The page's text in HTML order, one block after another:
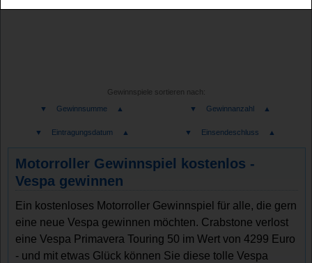
Gewinnspiele sortieren nach:
▼
Gewinnsumme ▲ ▼ Gewinnanzahl ▲
▼ Eintragungsdatum ▲ ▼ Einsendeschluss ▲
Motorroller Gewinnspiel kostenlos -
Vespa gewinnen
Ein kostenloses Motorroller Gewinnspiel für alle, die gern
eine neue Vespa gewinnen möchten. Crabstone verlost
eine Vespa Primavera Touring 50 im Wert von 4299 Euro
- und mit etwas Glück können Sie diese tolle Vespa